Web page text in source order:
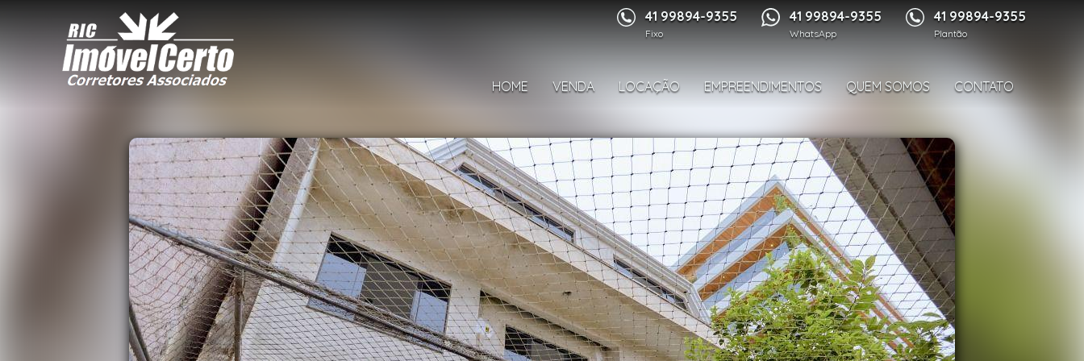
41 99894-9355
Fixo
41 99894-9355
WhatsApp
41 99894-9355
Plantão
HOME VENDA LOCAÇÃO EMPREENDIMENTOS QUEM SOMOS CONTATO